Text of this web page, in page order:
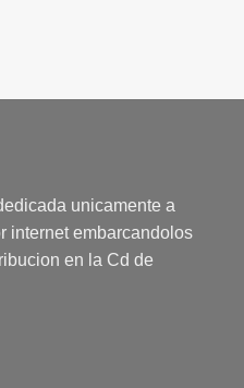
unicamente a
internet embarcandolos
en la Cd de